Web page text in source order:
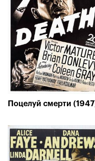
Поцелуй смерти